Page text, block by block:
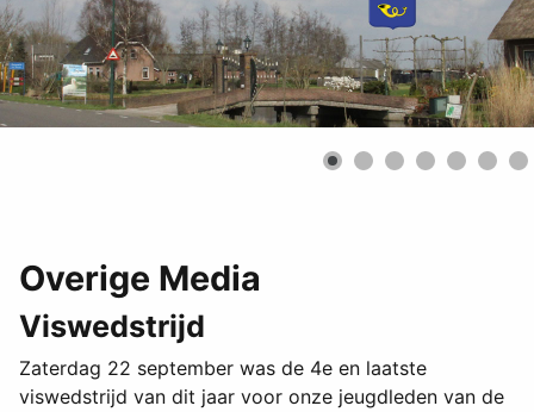
Overige Media
Viswedstrijd
Zaterdag 22 september was de 4e en laatste
viswedstrijd van dit jaar voor onze jeugdleden van de